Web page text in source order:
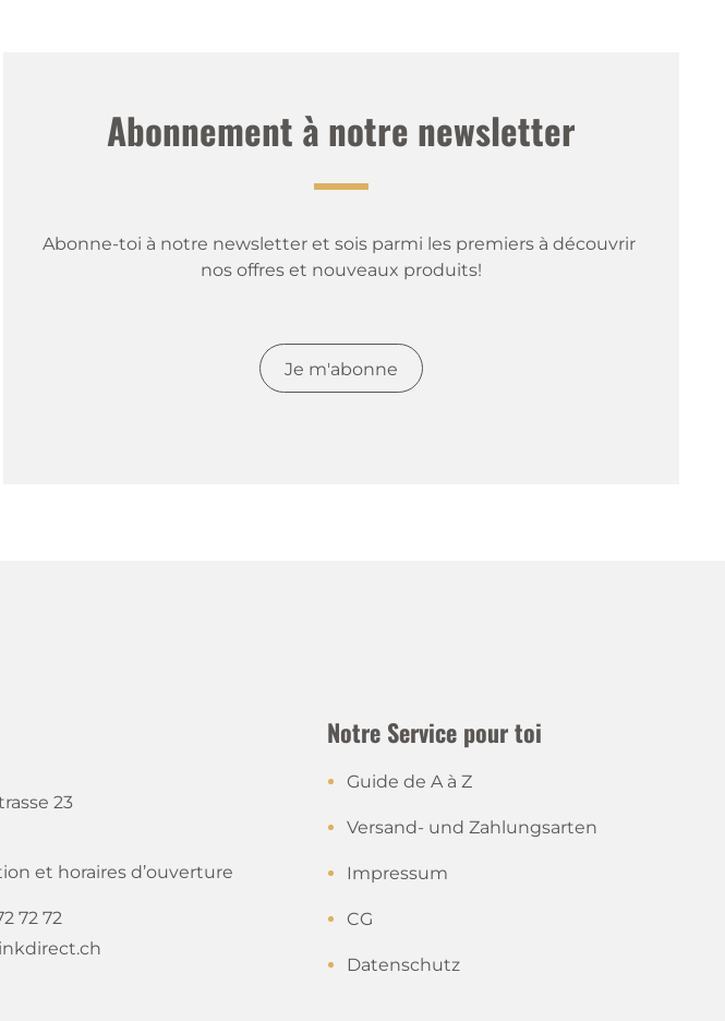
Abonnement à notre newsletter
Abonne-toi à notre newsletter et sois parmi les premiers à découvrir
nos offres et nouveaux produits!
Je m'abonne
23
et horaires d’ouverture
72 72
Notre Service pour toi
Guide de A à Z
Versand- und Zahlungsarten
Impressum
CG
Datenschutz